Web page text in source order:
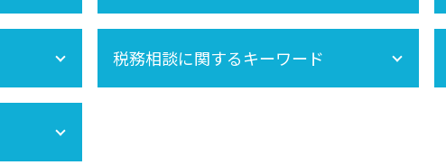
準確定申告 必要書類
相続手続きの流れ
税務相談に関するキーワード